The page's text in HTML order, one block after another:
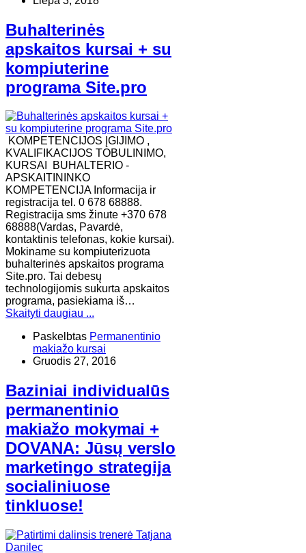
Buhalterinės
apskaitos kursai + su
kompiuterine
programa Site.pro
KOMPETENCIJOS ĮGIJIMO ,
KVALIFIKACIJOS TOBULINIMO,
KURSAI BUHALTERIO -
APSKAITININKO
KOMPETENCIJA Informacija ir
registracija tel. 0 678 68888.
Registracija sms žinute +370 678
68888(Vardas, Pavardė,
kontaktinis telefonas, kokie kursai).
Mokiname su kompiuterizuota
buhalterinės apskaitos programa
Site.pro. Tai debesų
technologijomis sukurta apskaitos
programa, pasiekiama iš…
Skaityti daugiau ...
Paskelbtas Permanentinio
makiažo kursai
Gruodis 27, 2016
Baziniai individualūs
permanentinio
makiažo mokymai +
DOVANA: Jūsų verslo
marketingo strategija
socialiniuose
tinkluose!